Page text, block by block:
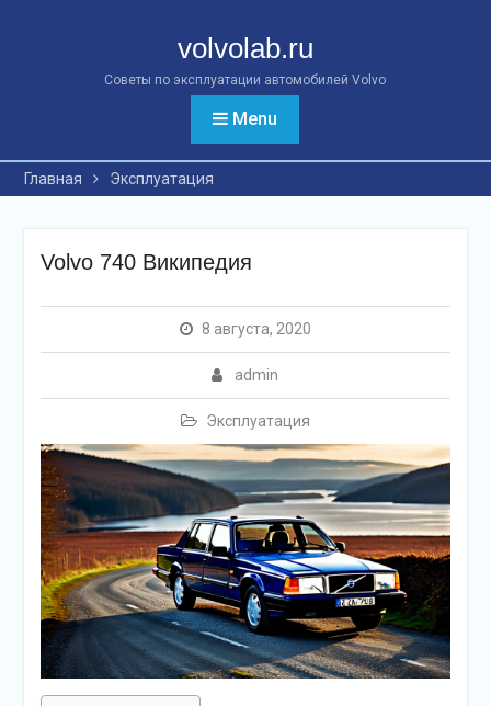
volvolab.ru
Советы по эксплуатации автомобилей Volvo
Menu
Главная Эксплуатация
Volvo 740 Википедия
8 августа, 2020
admin
Эксплуатация